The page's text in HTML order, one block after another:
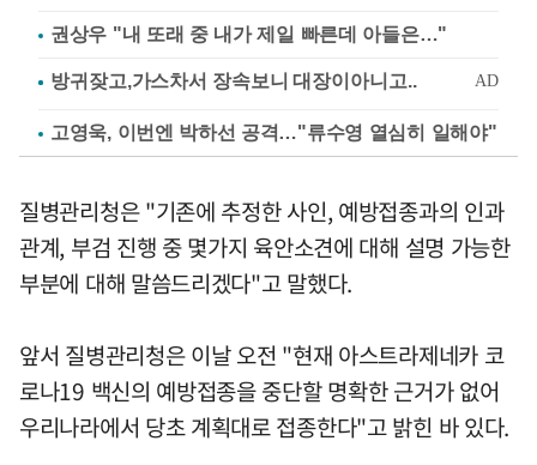
권상우 "내 또래 중 내가 제일 빠른데 아들은…"
고영욱, 이번엔 박하선 공격…"류수영 열심히 일해야"
질병관리청은 "기존에 추정한 사인, 예방접종과의 인과
관계, 부검 진행 중 몇가지 육안소견에 대해 설명 가능한
부분에 대해 말씀드리겠다"고 말했다.
앞서 질병관리청은 이날 오전 "현재 아스트라제네카 코
로나19 백신의 예방접종을 중단할 명확한 근거가 없어
우리나라에서 당초 계획대로 접종한다"고 밝힌 바 있다.